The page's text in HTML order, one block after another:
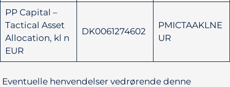
PP Capital –
Tactical Asset
Allocation, kl n
EUR
DK0061274602
PMICTAAKLNE
UR
Eventuelle henvendelser vedrørende denne